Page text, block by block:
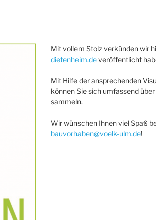
Mit vollem Stolz verkünden wir
dietenheim.deveröffentlicht
Mit Hilfe der ansprechenden
können Sie sich umfassend
sammeln.
Wir wünschen Ihnen viel Spaß
bauvorhaben@voelk-ulm.de!